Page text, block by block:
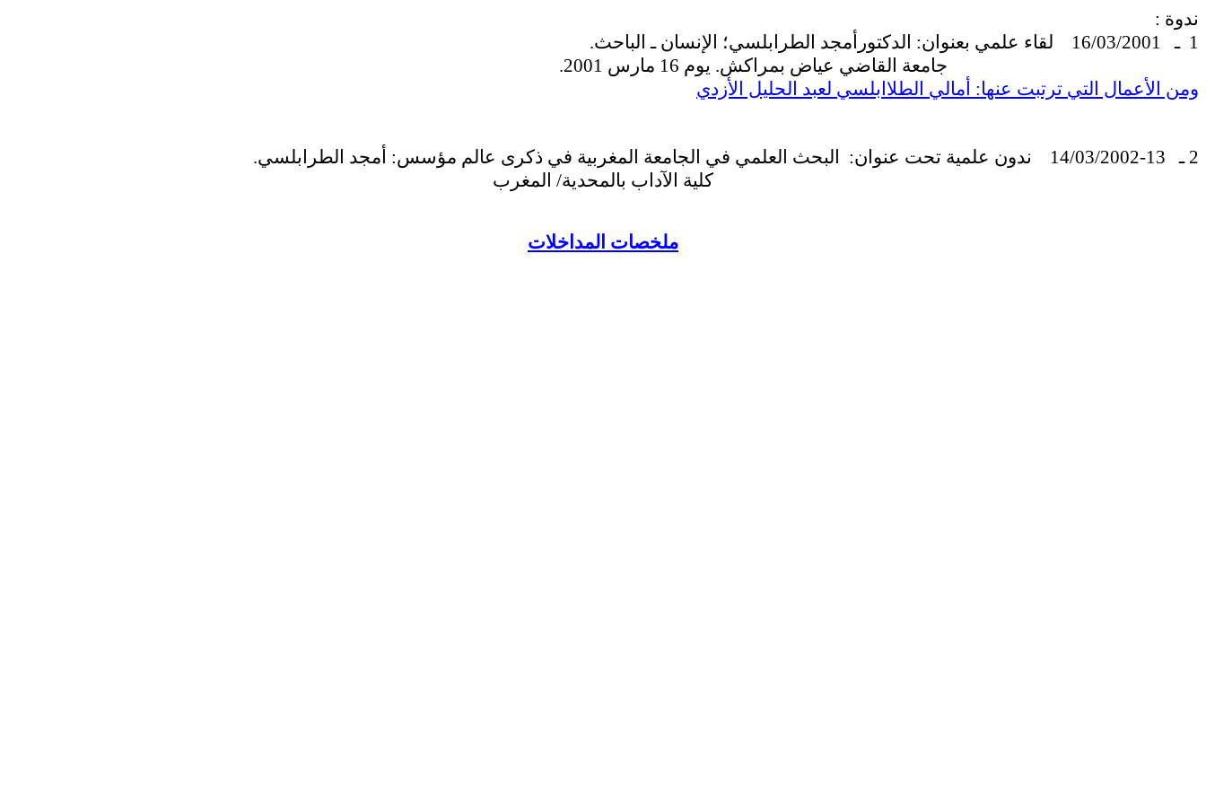
ندوة :
1 ـ 16/03/2001 لقاء علمي بعنوان: الدكتورأمجد الطرابلسي؛ الإنسان ـ الباحث.
جامعة القاضي عياض بمراكش. يوم 16 مارس 2001.
ومن الأعمال التي ترتبت عنها: أمالي الطلاابلسي لعبد الحليل الأزدي
2 ـ 13-14/03/2002 ندون علمية تحت عنوان:
البحث العلمي في الجامعة المغربية في ذكرى عالم مؤسس: أمجد الطرابلسي.
كلية الآداب بالمحدية/ المغرب
ملخصات المداخلات